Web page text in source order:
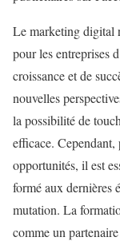
Le marketing digital
pour les entreprises
croissance et de
nouvelles
la possibilité de
efficace.
opportunités, il est
formé aux dernières
mutation. La
comme un